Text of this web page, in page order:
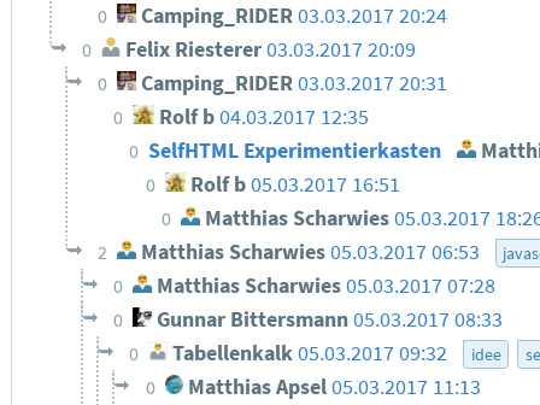
0 Camping_RIDER03.03.2017 20:24
0 Felix Riesterer 03.03.2017 20:09
0 Camping_RIDER03.03.2017 20:31
0 Rolf b04.03.2017 12:35
0 SelfHTML Experimentierkasten
0 Rolf b05.03.2017 16:51
0 Matthias Scharwies 05.03.2017
2 Matthias Scharwies05.03.2017 06:53
0 Matthias Scharwies05.03.2017 07:28
0 Gunnar Bittersmann05.03.2017 08:33
0 Tabellenkalk05.03.2017 09:32 idee
0 Matthias Apsel05.03.2017 11:13